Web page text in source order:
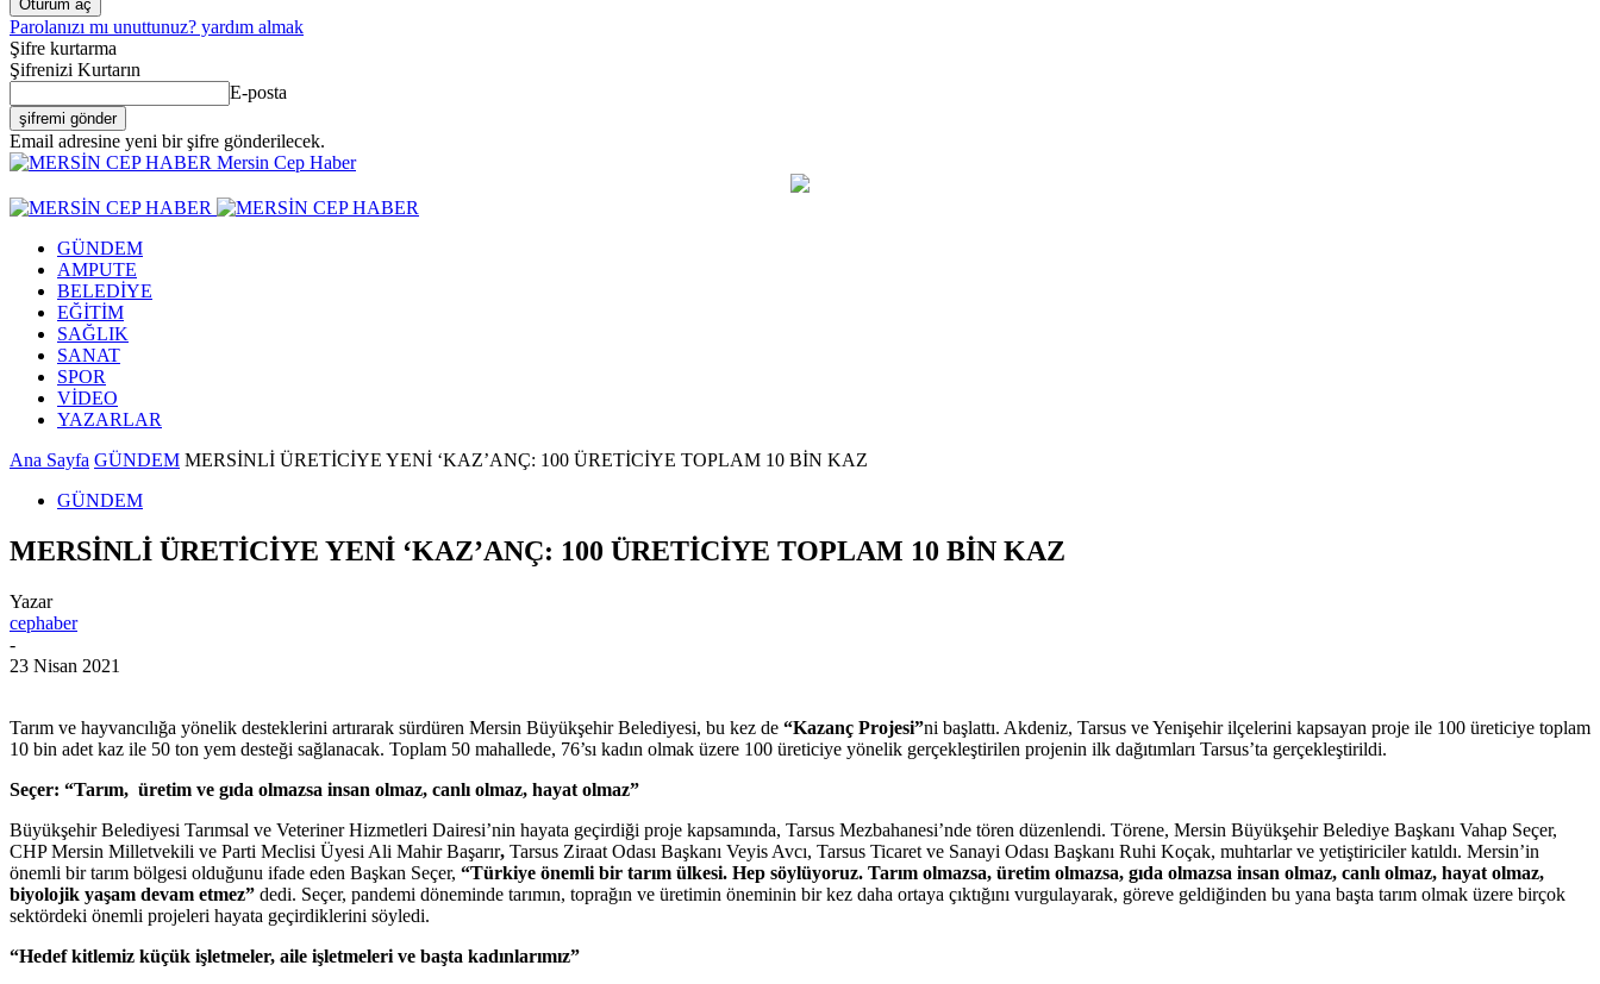
Parolanızı mı unuttunuz? yardım almak
Şifre kurtarma
Şifrenizi Kurtarın
E-posta
Email adresine yeni bir şifre gönderilecek.
Mersin Cep Haber
GÜNDEM
AMPUTE
BELEDİYE
EĞİTİM
SAĞLIK
SANAT
SPOR
VİDEO
YAZARLAR
Ana Sayfa GÜNDEM MERSİNLİ ÜRETİCİYE YENİ ‘KAZ’ANÇ: 100 ÜRETİCİYE TOPLAM 10 BİN KAZ
GÜNDEM
MERSİNLİ ÜRETİCİYE YENİ ‘KAZ’ANÇ: 100 ÜRETİCİYE TOPLAM 10 BİN KAZ
Yazar
cephaber
-
23 Nisan 2021
Tarım ve hayvancılığa yönelik desteklerini artırarak sürdüren Mersin Büyükşehir Belediyesi, bu kez de “Kazanç Projesi”ni başlattı. Akdeniz, Tarsus ve Yenişehir ilçelerini kapsayan proje ile 100 üreticiye toplam
10 bin adet kaz ile 50 ton yem desteği sağlanacak. Toplam 50 mahallede, 76’sı kadın olmak üzere 100 üreticiye yönelik gerçekleştirilen projenin ilk dağıtımları Tarsus’ta gerçekleştirildi.
Seçer: “Tarım, üretim ve gıda olmazsa insan olmaz, canlı olmaz, hayat olmaz”
Büyükşehir Belediyesi Tarımsal ve Veteriner Hizmetleri Dairesi’nin hayata geçirdiği proje kapsamında, Tarsus Mezbahanesi’nde tören düzenlendi. Törene, Mersin Büyükşehir Belediye Başkanı Vahap Seçer,
CHP Mersin Milletvekili ve Parti Meclisi Üyesi Ali Mahir Başarır, Tarsus Ziraat Odası Başkanı Veyis Avcı, Tarsus Ticaret ve Sanayi Odası Başkanı Ruhi Koçak, muhtarlar ve yetiştiriciler katıldı. Mersin’in
önemli bir tarım bölgesi olduğunu ifade eden Başkan Seçer, “Türkiye önemli bir tarım ülkesi. Hep söylüyoruz. Tarım olmazsa, üretim olmazsa, gıda olmazsa insan olmaz, canlı olmaz, hayat olmaz,
biyolojik yaşam devam etmez” dedi. Seçer, pandemi döneminde tarımın, toprağın ve üretimin öneminin bir kez daha ortaya çıktığını vurgulayarak, göreve geldiğinden bu yana başta tarım olmak üzere birçok
sektördeki önemli projeleri hayata geçirdiklerini söyledi.
“Hedef kitlemiz küçük işletmeler, aile işletmeleri ve başta kadınlarımız”